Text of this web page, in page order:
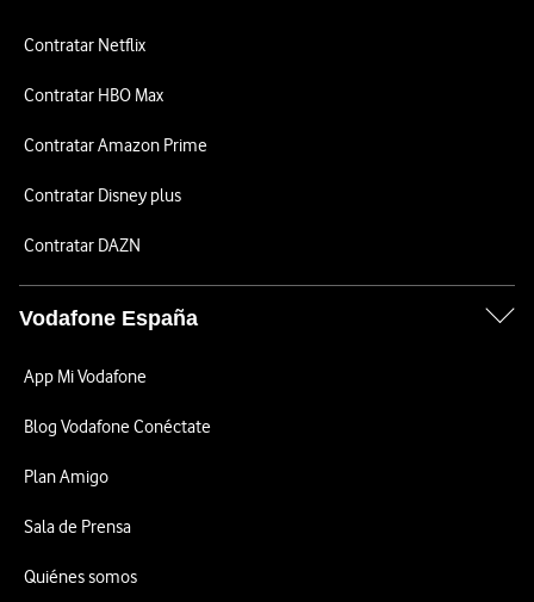
Contratar Netflix
Contratar HBO Max
Contratar Amazon Prime
Contratar Disney plus
Contratar DAZN
Vodafone España
App Mi Vodafone
Blog Vodafone Conéctate
Plan Amigo
Sala de Prensa
Quiénes somos